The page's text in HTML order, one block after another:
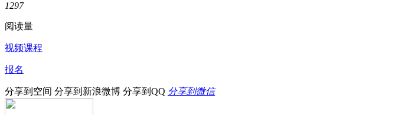
1297
阅读量
视频课程
报名
分享到空间 分享到新浪微博 分享到QQ 分享到微信